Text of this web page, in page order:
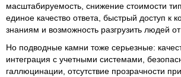
масштабируемость, снижение стоимости
единое качество ответа, быстрый доступ к
знаниям и возможность разгрузить людей
Но подводные камни тоже серьезные:
интеграция с учетными системами,
галлюцинации, отсутствие прозрачности